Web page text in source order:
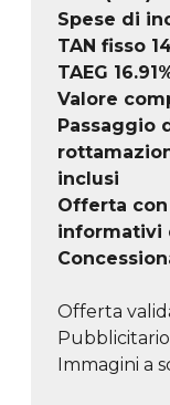
Spese di
TAN fisso
TAEG 16.91
Valore
Passaggio
inclusi
Offerta
informativi
Offerta
Immagini a